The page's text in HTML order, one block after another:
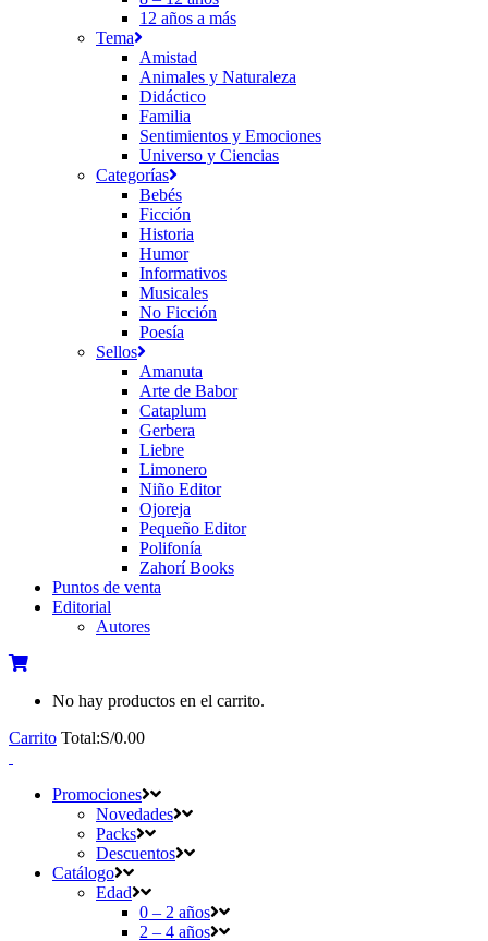
12 años a más
Tema
Amistad
Animales y Naturaleza
Didáctico
Familia
Sentimientos y Emociones
Universo y Ciencias
Categorías
Bebés
Ficción
Historia
Humor
Informativos
Musicales
No Ficción
Poesía
Sellos
Amanuta
Arte de Babor
Cataplum
Gerbera
Liebre
Limonero
Niño Editor
Ojoreja
Pequeño Editor
Polifonía
Zahorí Books
Puntos de venta
Editorial
Autores
No hay productos en el carrito.
Carrito Total:S/0.00
Promociones
Novedades
Packs
Descuentos
Catálogo
Edad
0 – 2 años
2 – 4 años